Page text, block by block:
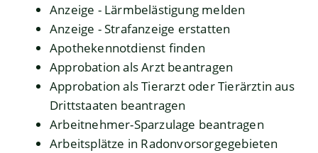
Anzeige - Lärmbelästigung melden
Anzeige - Strafanzeige erstatten
Apothekennotdienst finden
Approbation als Arzt beantragen
Approbation als Tierarzt oder Tierärztin aus
Drittstaaten beantragen
Arbeitnehmer-Sparzulage beantragen
Arbeitsplätze in Radonvorsorgegebieten